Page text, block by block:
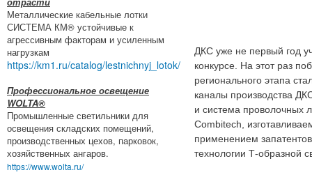
Металлические кабельные лотки
СИСТЕМА КМ® устойчивые к
агрессивным факторам и усиленным
нагрузкам
https://km1.ru/catalog/lestnichnyj_lotok/
Профессиональное освещение
WOLTA®
Промышленные светильники для
освещения складских помещений,
производственных цехов, парковок,
хозяйственных ангаров.
https://www.wolta.ru/
ДКС уже не первый год
конкурсе. На этот раз
регионального этапа
каналы производства
и система проволочных
Combitech,
применением
технологии Т-образной